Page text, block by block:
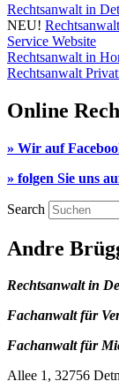
Rechtsanwalt in
NEU!
Service Website
Rechtsanwalt in
Rechtsanwalt
Online
» Wir auf
» folgen Sie uns
Search
Andre
Rechtsanwalt in
Fachanwalt für
Fachanwalt für
Allee 1, 32756